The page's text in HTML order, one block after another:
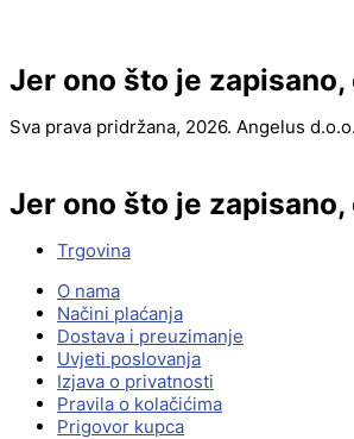
Jer ono što je zapisano,
Sva prava pridržana, 2026. Angelus d.o.o.
Jer ono što je zapisano,
Trgovina
O nama
Načini plaćanja
Dostava i preuzimanje
Uvjeti poslovanja
Izjava o privatnosti
Pravila o kolačićima
Prigovor kupca